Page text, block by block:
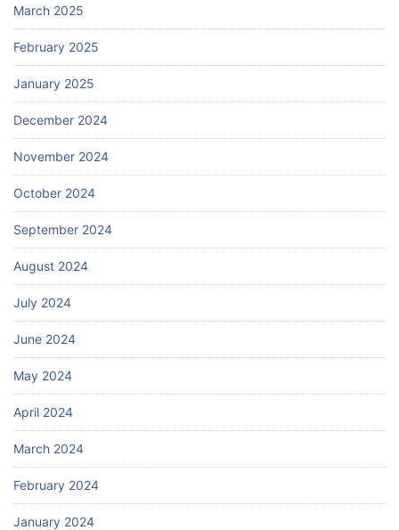
March 2025
February 2025
January 2025
December 2024
November 2024
October 2024
September 2024
August 2024
July 2024
June 2024
May 2024
April 2024
March 2024
February 2024
January 2024